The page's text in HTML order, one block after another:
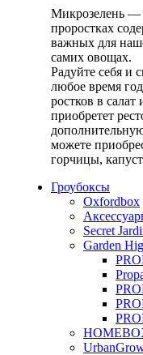
Микрозелень —
проростках
важных для
самих овощах.
Радуйте себя и
любое время
ростков в
приобретет
можете
горчицы,
Гроубоксы
Oxfordbox
Secret
Garden